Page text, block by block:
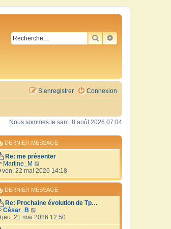
RECHERCHER
RECHERCHE
Connexion
S’enregistrer
Nous sommes le sam. 8 août 2026 07:04
DERNIER MESSAGE
Re: me présenter
Martine_M
o
i
r
l
e
d
r
n
ven. 22 mai 2026 14:18
DERNIER MESSAGE
Re: Prochaine évolution de Tp…
César_B
o
i
jeu. 21 mai 2026 12:50